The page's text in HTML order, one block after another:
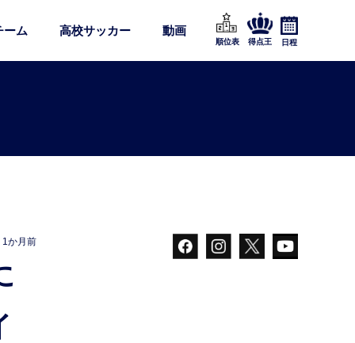
ーム 高校サッカー 動画
順位表 得点王 日程
1か月前